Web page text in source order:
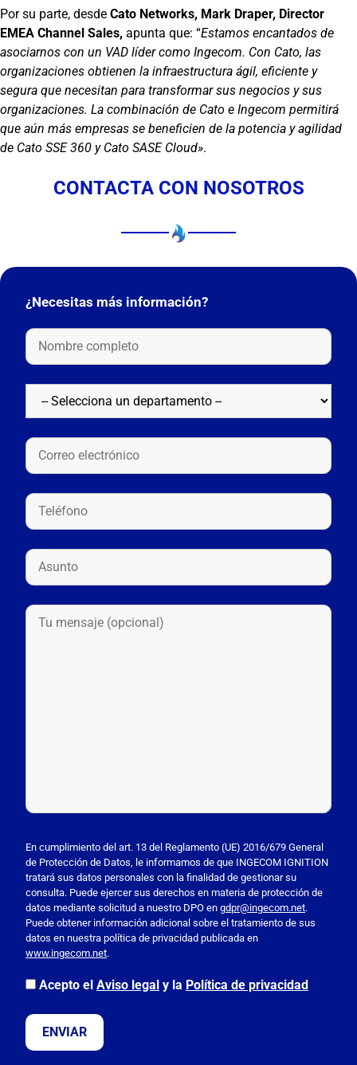
Por su parte, desde Cato Networks, Mark Draper, Director
EMEA Channel Sales, apunta que: “Estamos encantados de
asociarnos con un VAD líder como Ingecom. Con Cato, las
organizaciones obtienen la infraestructura ágil, eficiente y
segura que necesitan para transformar sus negocios y sus
organizaciones. La combinación de Cato e Ingecom permitirá
que aún más empresas se beneficien de la potencia y agilidad
de Cato SSE 360 y Cato SASE Cloud».
CONTACTA CON NOSOTROS
¿Necesitas más información?
o
r
f
a
v
o
r
,
e
En cumplimiento del art. 13 del Reglamento (UE) 2016/679 General
de Protección de Datos, le informamos de que INGECOM IGNITION
tratará sus datos personales con la finalidad de gestionar su
consulta. Puede ejercer sus derechos en materia de protección de
datos mediante solicitud a nuestro DPO en gdpr@ingecom.net.
Puede obtener información adicional sobre el tratamiento de sus
datos en nuestra política de privacidad publicada en
www.ingecom.net.
Acepto el Aviso legal y la Política de privacidad